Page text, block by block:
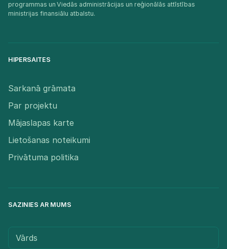
programmas un Viedās administrācijas un reģionālās attīstības
ministrijas finansiālu atbalstu.​
HIPERSAITES
Sarkanā grāmata
Par projektu
Mājaslapas karte
Lietošanas noteikumi
Privātuma politika
SAZINIES AR MUMS